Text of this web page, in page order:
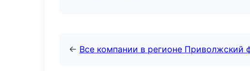
← Все компании в регионе Приволжский